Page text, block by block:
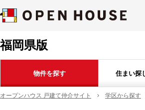
福岡県版
物件を探す 住まい探
オープンハウス 戸建て仲介サイト 学区から探す